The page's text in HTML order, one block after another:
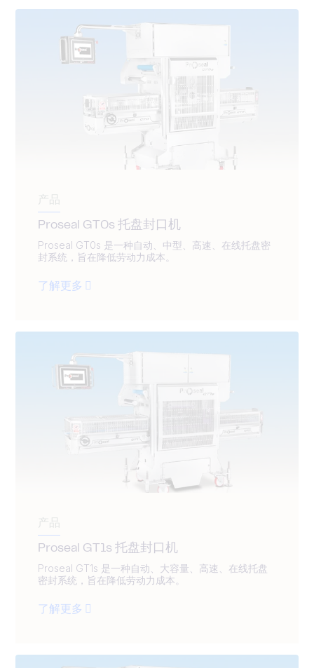
产品
Proseal GT0s 托盘封口机
Proseal GT0s 是一种自动、中型、高速、在线托盘密
封系统，旨在降低劳动力成本。
了解更多
产品
Proseal GT1s 托盘封口机
Proseal GT1s 是一种自动、大容量、高速、在线托盘
密封系统，旨在降低劳动力成本。
了解更多